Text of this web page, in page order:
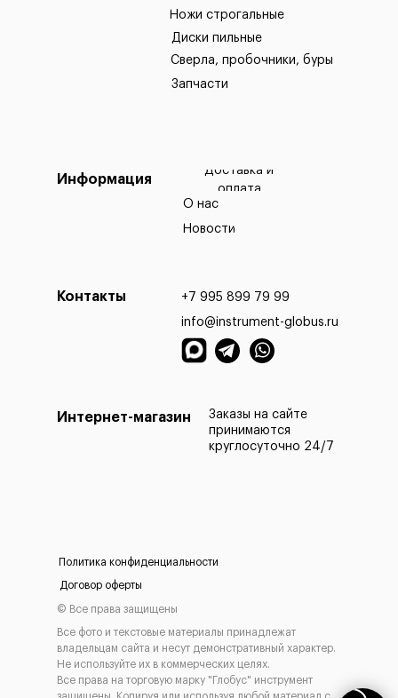
наличными
приехать и самостоятельно выбрать и оплатить
товар наличными деньгами в нашем шоу-руме
инструмента
Заказы на сайте
принимаются
круглосуточно 24/7
Информация
Контакты
+7 995 899 79 99
info@instrument-globus.ru
Интернет-магазин
Ножи строгальные
Диски пильные
Сверла, пробочники, буры
Запчасти
Доставка и
оплата
О нас
Новости
© Все права защищены
Политика конфиденциальности
Договор оферты
Все фото и текстовые материалы принадлежат
владельцам сайта и несут демонстративный характер.
Не используйте их в коммерческих целях.
Все права на торговую марку "Глобус" инструмент